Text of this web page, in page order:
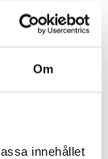
Om
innehållet
serien
för ATS400-